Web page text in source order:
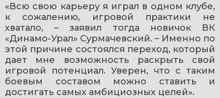
«Всю свою карьеру я играл в одном клубе,
к сожалению, игровой практики не
хватало, – заявил тогда новичок ВК
«Динамо-Урал» Сурмачевский. – Именно по
этой причине состоялся переход, который
дает мне возможность раскрыть свой
игровой потенциал. Уверен, что с таким
боевым составом можно ставить и
достигать самых амбициозных целей».